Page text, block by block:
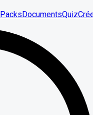
PacksDocumentsQuiz